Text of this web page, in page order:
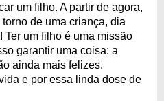
um filho. A partir de agora,
de uma criança, dia
um filho é uma missão
garantir uma coisa: a
ainda mais felizes.
e por essa linda dose de